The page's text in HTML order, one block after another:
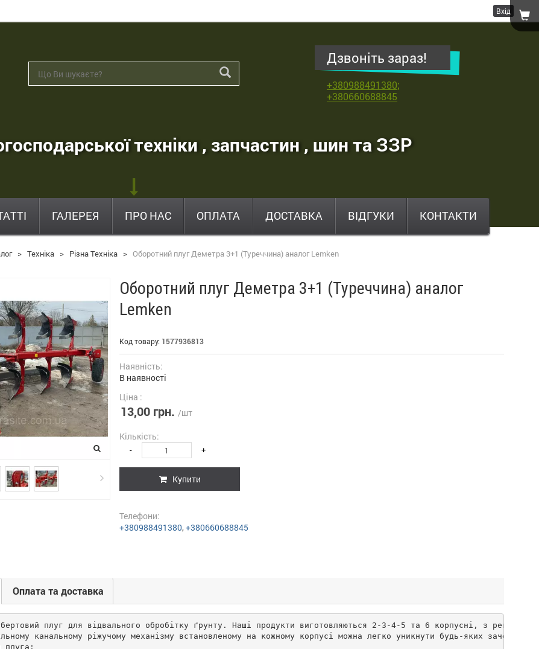
Вхід
Дзвоніть зараз!
+380988491380;
+380660688845
техніки , запчастин , шин та ЗЗР
ГАЛЕРЕЯ ПРО НАС ОПЛАТА ДОСТАВКА ВІДГУКИ КОНТАКТИ
> Техніка > Різна Техніка > Оборотний плуг Деметра 3+1 (Туреччина) аналог Lemken
Оборотний плуг Деметра 3+1 (Туреччина) аналог
Lemken
Код товару: 1577936813
Наявність:
В наявності
Ціна :
13,00 грн. /шт
Кількість:
- +
Купити
Телефони:
+380988491380,+380660688845
Оплата та доставка
плуг для відвального обробітку ґрунту. Наші продукти виготовляються 2-3-4-5 та 6 корпусні, з
канальному ріжучому механізму встановленому на кожному корпусі можна легко уникнути будь-яких
плуга: